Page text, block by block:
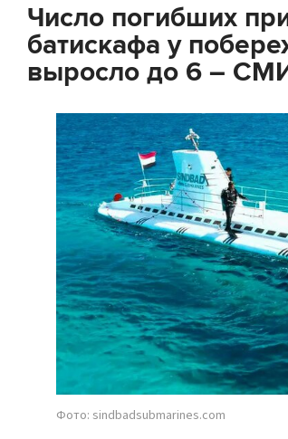
Число погибших
батискафа у
выросло до 6 –
Фото: sindbadsubmarines.com